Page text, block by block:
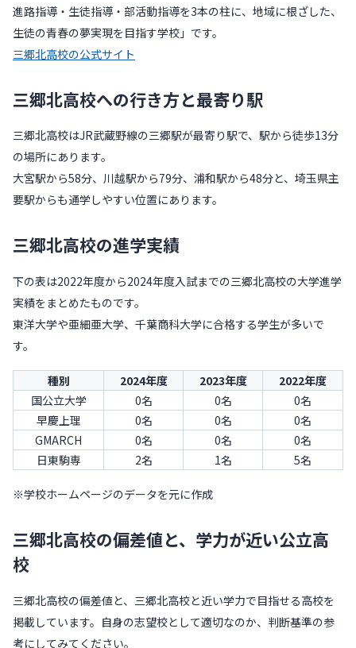
進路指導・生徒指導・部活動指導を3本の柱に、地域に根ざした、
生徒の青春の夢実現を目指す学校」です。
三郷北高校の公式サイト
三郷北高校への行き方と最寄り駅
三郷北高校はJR武蔵野線の三郷駅が最寄り駅で、駅から徒歩13分
の場所にあります。
大宮駅から58分、川越駅から79分、浦和駅から48分と、埼玉県主
要駅からも通学しやすい位置にあります。
三郷北高校の進学実績
下の表は2022年度から2024年度入試までの三郷北高校の大学進学
実績をまとめたものです。
東洋大学や亜細亜大学、千葉商科大学に合格する学生が多いで
す。
種別 2024年度 2023年度
2022年度
国公立大学
0名 0名
0名
早慶上理
0名 0名
0名
GMARCH
0名 0名
0名
日東駒専
2名 1名 5名
※学校ホームページのデータを元に作成
三郷北高校の偏差値と、学力が近い公立高
校
三郷北高校の偏差値と、三郷北高校と近い学力で目指せる高校を
掲載しています。自身の志望校として適切なのか、判断基準の参
考にしてみてください。